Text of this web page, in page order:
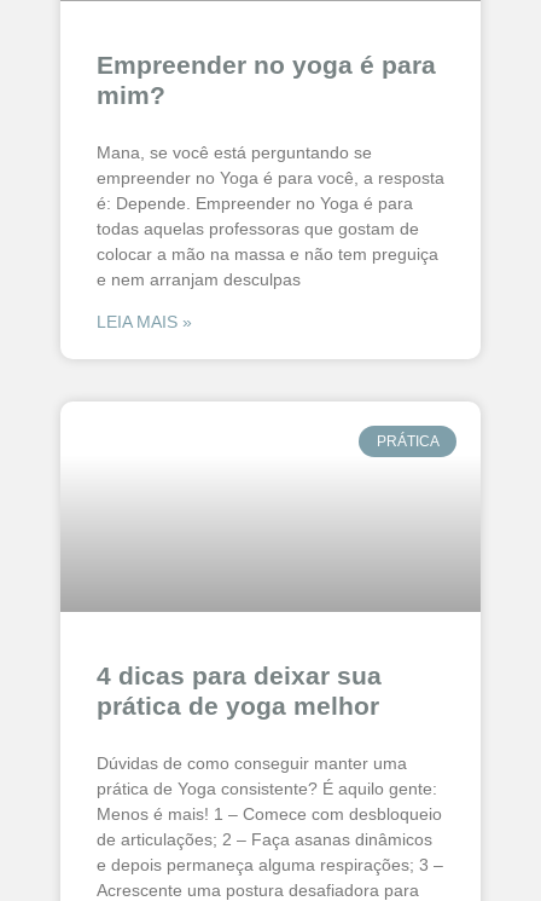
Empreender no yoga é para
mim?
Mana, se você está perguntando se
empreender no Yoga é para você, a resposta
é: Depende. Empreender no Yoga é para
todas aquelas professoras que gostam de
colocar a mão na massa e não tem preguiça
e nem arranjam desculpas
LEIA MAIS »
PRÁTICA
4 dicas para deixar sua
prática de yoga melhor
Dúvidas de como conseguir manter uma
prática de Yoga consistente? É aquilo gente:
Menos é mais! 1 – Comece com desbloqueio
de articulações; 2 – Faça asanas dinâmicos
e depois permaneça alguma respirações; 3 –
Acrescente uma postura desafiadora para